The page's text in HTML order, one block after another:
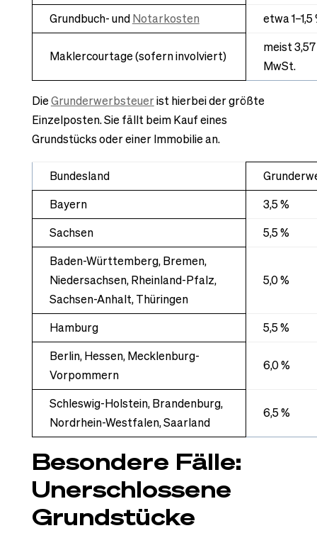
Grundbuch- undNotarkosten etwa
Maklercourtage (sofern involviert)
meist
MwSt.
DieGrunderwerbsteuerist hierbei der größte
Einzelposten. Sie fällt beim Kauf eines
Grundstücks oder einer Immobilie an.
Bundesland
Bayern
3,5 %
Sachsen
5,5 %
Baden-Württemberg, Bremen,
Niedersachsen, Rheinland-Pfalz,
Sachsen-Anhalt, Thüringen
5,0 %
Hamburg
5,5 %
Berlin, Hessen, Mecklenburg-
Vorpommern
6,0 %
Schleswig-Holstein, Brandenburg,
Nordrhein-Westfalen, Saarland
6,5 %
Besondere Fälle:
Unerschlossene
Grundstücke